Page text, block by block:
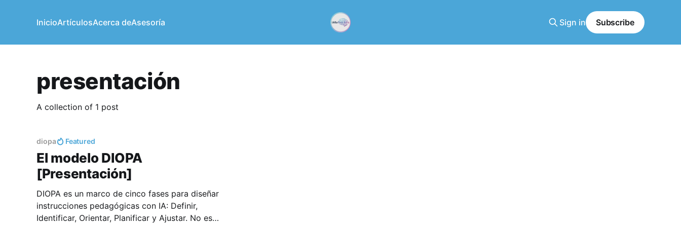
InicioArtículosAcerca deAsesoría Sign in Subscribe
presentación
A collection of 1 post
diopa Featured
El modelo DIOPA
[Presentación]
DIOPA es un marco de cinco fases para diseñar
instrucciones pedagógicas con IA: Definir,
Identificar, Orientar, Planificar y Ajustar. No es